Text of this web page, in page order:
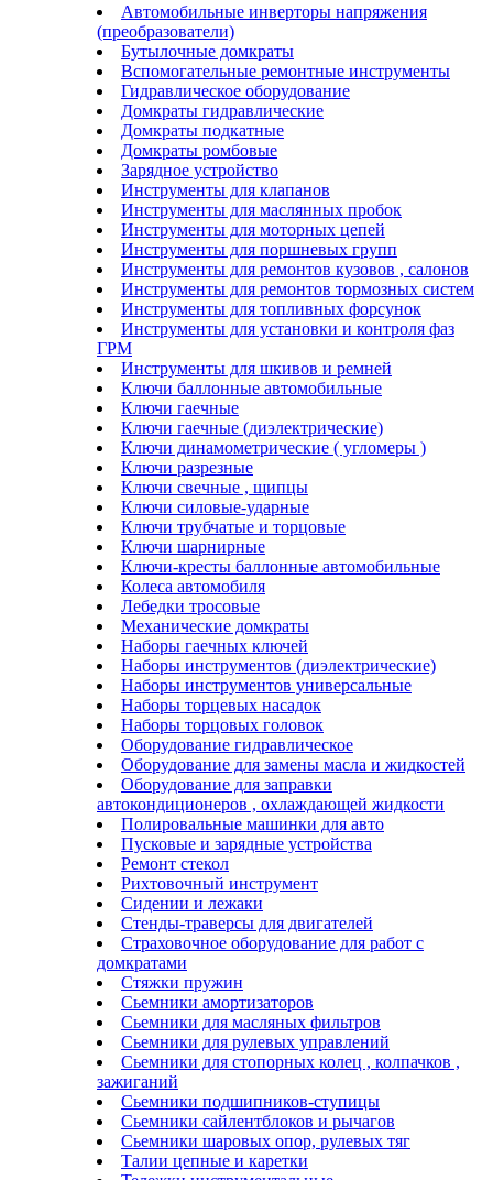
Автомобильные инверторы напряжения
(преобразователи)
Бутылочные домкраты
Вспомогательные ремонтные инструменты
Гидравлическое оборудование
Домкраты гидравлические
Домкраты подкатные
Домкраты ромбовые
Зарядное устройство
Инструменты для клапанов
Инструменты для маслянных пробок
Инструменты для моторных цепей
Инструменты для поршневых групп
Инструменты для ремонтов кузовов , салонов
Инструменты для ремонтов тормозных систем
Инструменты для топливных форсунок
Инструменты для установки и контроля фаз
ГРМ
Инструменты для шкивов и ремней
Ключи баллонные автомобильные
Ключи гаечные
Ключи гаечные (диэлектрические)
Ключи динамометрические ( угломеры )
Ключи разрезные
Ключи свечные , щипцы
Ключи силовые-ударные
Ключи трубчатые и торцовые
Ключи шарнирные
Ключи-кресты баллонные автомобильные
Колеса автомобиля
Лебедки тросовые
Механические домкраты
Наборы гаечных ключей
Наборы инструментов (диэлектрические)
Наборы инструментов универсальные
Наборы торцевых насадок
Наборы торцовых головок
Оборудование гидравлическое
Оборудование для замены масла и жидкостей
Оборудование для заправки
автокондиционеров , охлаждающей жидкости
Полировальные машинки для авто
Пусковые и зарядные устройства
Ремонт стекол
Рихтовочный инструмент
Сидении и лежаки
Стенды-траверсы для двигателей
Страховочное оборудование для работ с
домкратами
Стяжки пружин
Сьемники амортизаторов
Сьемники для масляных фильтров
Сьемники для рулевых управлений
Сьемники для стопорных колец , колпачков ,
зажиганий
Сьемники подшипников-ступицы
Сьемники сайлентблоков и рычагов
Сьемники шаровых опор, рулевых тяг
Талии цепные и каретки